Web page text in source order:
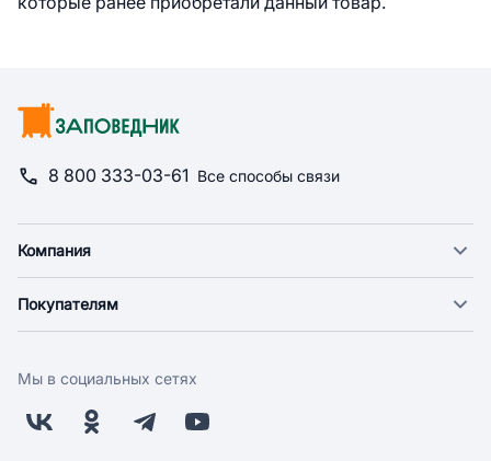
8 800 333-03-61 Все способы связи
Компания
Новости
Поставщикам
Заводчикам
Покупателям
Оплата
Бонусная программа
Мы в социальных сетях